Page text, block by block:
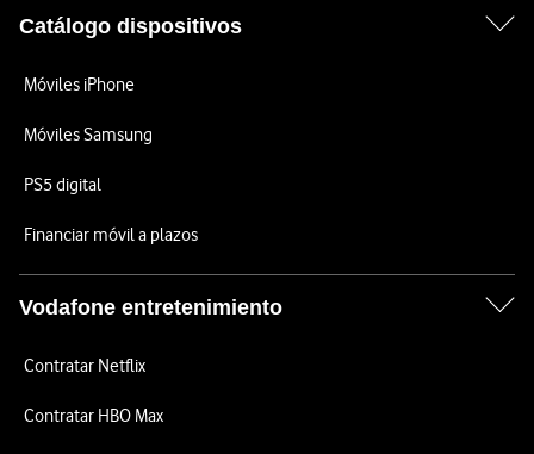
Catálogo dispositivos
Móviles iPhone
Móviles Samsung
PS5 digital
Financiar móvil a plazos
Vodafone entretenimiento
Contratar Netflix
Contratar HBO Max